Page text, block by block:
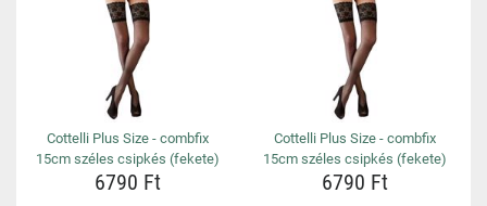
Cottelli Plus Size - combfix
15cm széles csipkés (fekete)
6790 Ft
Cottelli Plus Size - combfix
15cm széles csipkés (fekete)
6790 Ft